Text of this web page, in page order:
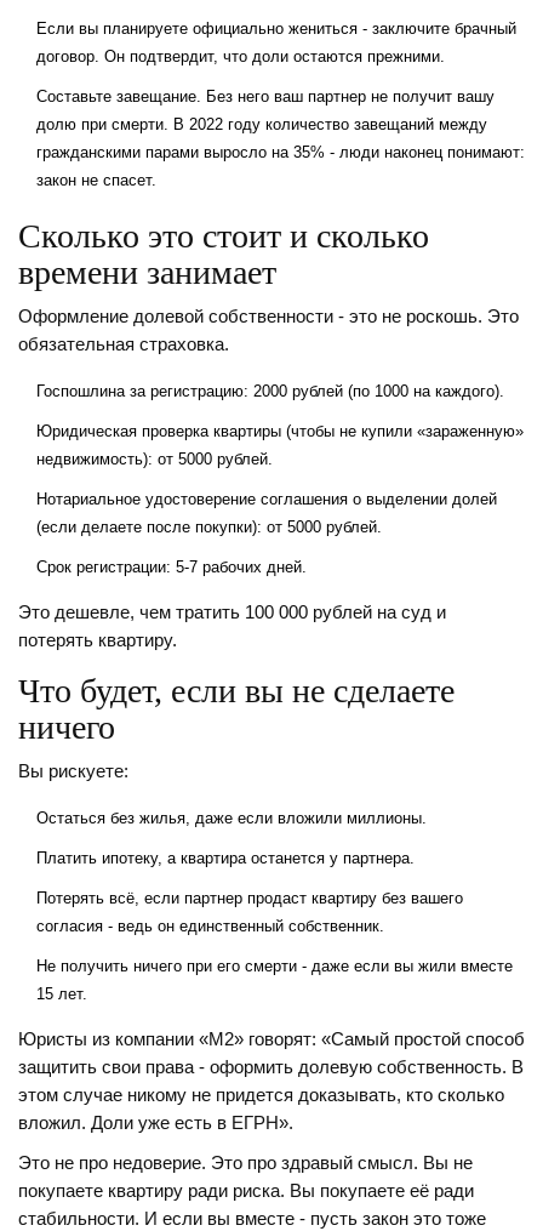
Если вы планируете официально жениться - заключите брачный
договор. Он подтвердит, что доли остаются прежними.
Составьте завещание. Без него ваш партнер не получит вашу
долю при смерти. В 2022 году количество завещаний между
гражданскими парами выросло на 35% - люди наконец понимают:
закон не спасет.
Сколько это стоит и сколько
времени занимает
Оформление долевой собственности - это не роскошь. Это
обязательная страховка.
Госпошлина за регистрацию: 2000 рублей (по 1000 на каждого).
Юридическая проверка квартиры (чтобы не купили «зараженную»
недвижимость): от 5000 рублей.
Нотариальное удостоверение соглашения о выделении долей
(если делаете после покупки): от 5000 рублей.
Срок регистрации: 5-7 рабочих дней.
Это дешевле, чем тратить 100 000 рублей на суд и
потерять квартиру.
Что будет, если вы не сделаете
ничего
Вы рискуете:
Остаться без жилья, даже если вложили миллионы.
Платить ипотеку, а квартира останется у партнера.
Потерять всё, если партнер продаст квартиру без вашего
согласия - ведь он единственный собственник.
Не получить ничего при его смерти - даже если вы жили вместе
15 лет.
Юристы из компании «М2» говорят: «Самый простой способ
защитить свои права - оформить долевую собственность. В
этом случае никому не придется доказывать, кто сколько
вложил. Доли уже есть в ЕГРН».
Это не про недоверие. Это про здравый смысл. Вы не
покупаете квартиру ради риска. Вы покупаете её ради
стабильности. И если вы вместе - пусть закон это тоже